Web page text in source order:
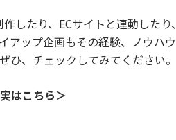
したり、ECサイトと連動した
アップ企画もその経験、ノウハ
ひ、チェックしてみてください。
はこちら＞